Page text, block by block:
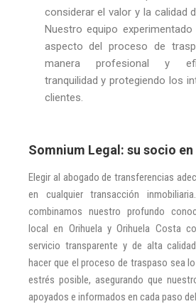
considerar el valor y la calidad
Nuestro equipo
aspecto del proceso de
manera profesional y
tranquilidad y protegiendo los
clientes.
Somnium Legal: su socio
Elegir al abogado de transferencias
en cualquier transacción
combinamos nuestro profundo
local en Orihuela y Orihuela Costa
servicio transparente y de alta
hacer que el proceso de traspaso sea
estrés posible, asegurando que
apoyados e informados en cada paso